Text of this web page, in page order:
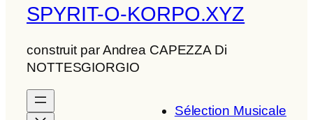
SPYRIT-O-KORPO.XYZ
construit par Andrea CAPEZZA Di
NOTTESGIORGIO
Sélection Musicale